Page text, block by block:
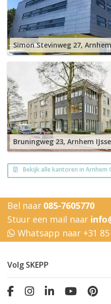
Simon Stevinweg 27,
Bruningweg 23, Arnhem
Bekijk alle kantoren in Arnhem
Bel naar 085-7605770
Stuur een mail naar
Whatsapp naar +31 85
Volg SKEPP